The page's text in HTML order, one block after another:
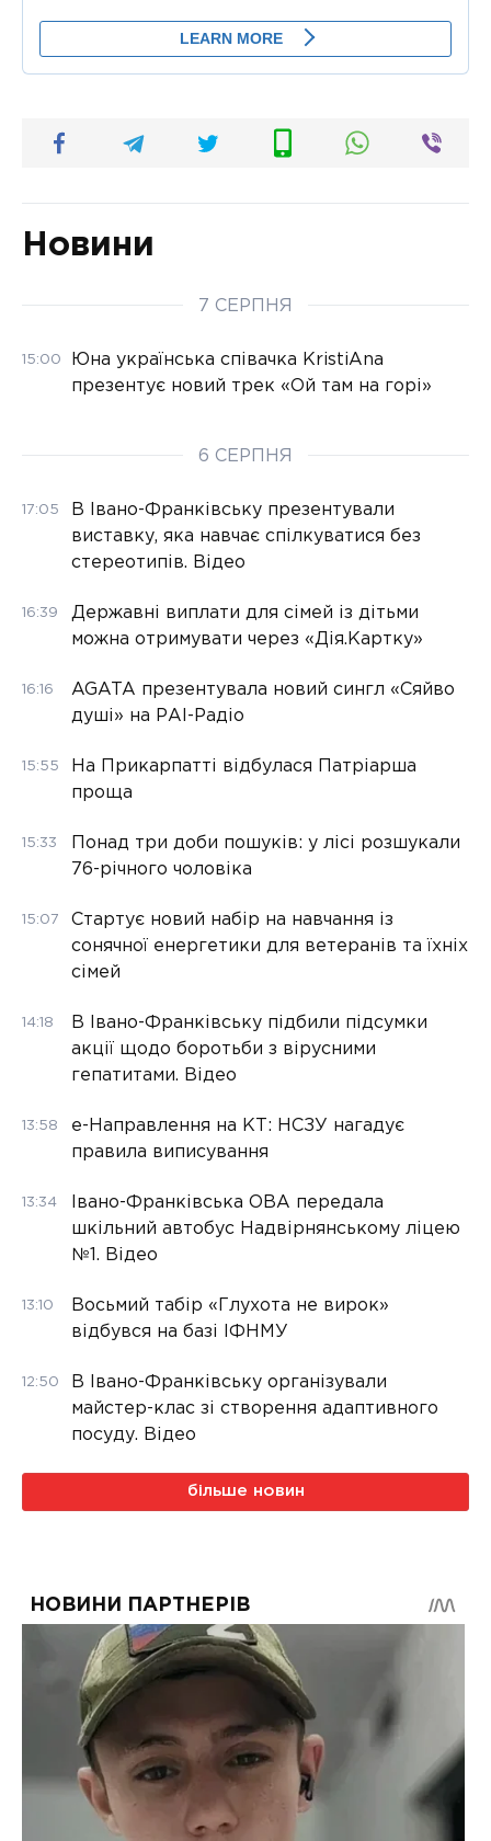
Новини
7 СЕРПНЯ
15:00
Юна українська співачка KristiAna
презентує новий трек «Ой там на горі»
6 СЕРПНЯ
17:05
В Івано-Франківську презентували
виставку, яка навчає спілкуватися без
стереотипів. Відео
16:39
Державні виплати для сімей із дітьми
можна отримувати через «Дія.Картку»
16:16
AGATA презентувала новий сингл «Сяйво
душі» на РАІ-Радіо
15:55
На Прикарпатті відбулася Патріарша
проща
15:33
Понад три доби пошуків: у лісі розшукали
76-річного чоловіка
15:07
Стартує новий набір на навчання із
сонячної енергетики для ветеранів та їхніх
сімей
14:18
В Івано-Франківську підбили підсумки
акції щодо боротьби з вірусними
гепатитами. Відео
13:58
е-Направлення на КТ: НСЗУ нагадує
правила виписування
13:34
Івано-Франківська ОВА передала
шкільний автобус Надвірнянському ліцею
№1. Відео
13:10
Восьмий табір «Глухота не вирок»
відбувся на базі ІФНМУ
12:50
В Івано-Франківську організували
майстер-клас зі створення адаптивного
посуду. Відео
більше новин